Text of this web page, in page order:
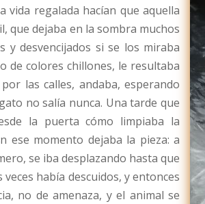
regalada hacían que aquella
que dejaba en la sombra muchos
y desvencijados si se los miraba
de colores chillones, le resultaba
las calles, andaba, esperando
no salía nunca. Una tarde que
la puerta cómo limpiaba la
ese momento dejaba la pieza: a
se iba desplazando hasta que
había descuidos, y entonces
no de amenaza, y el animal se